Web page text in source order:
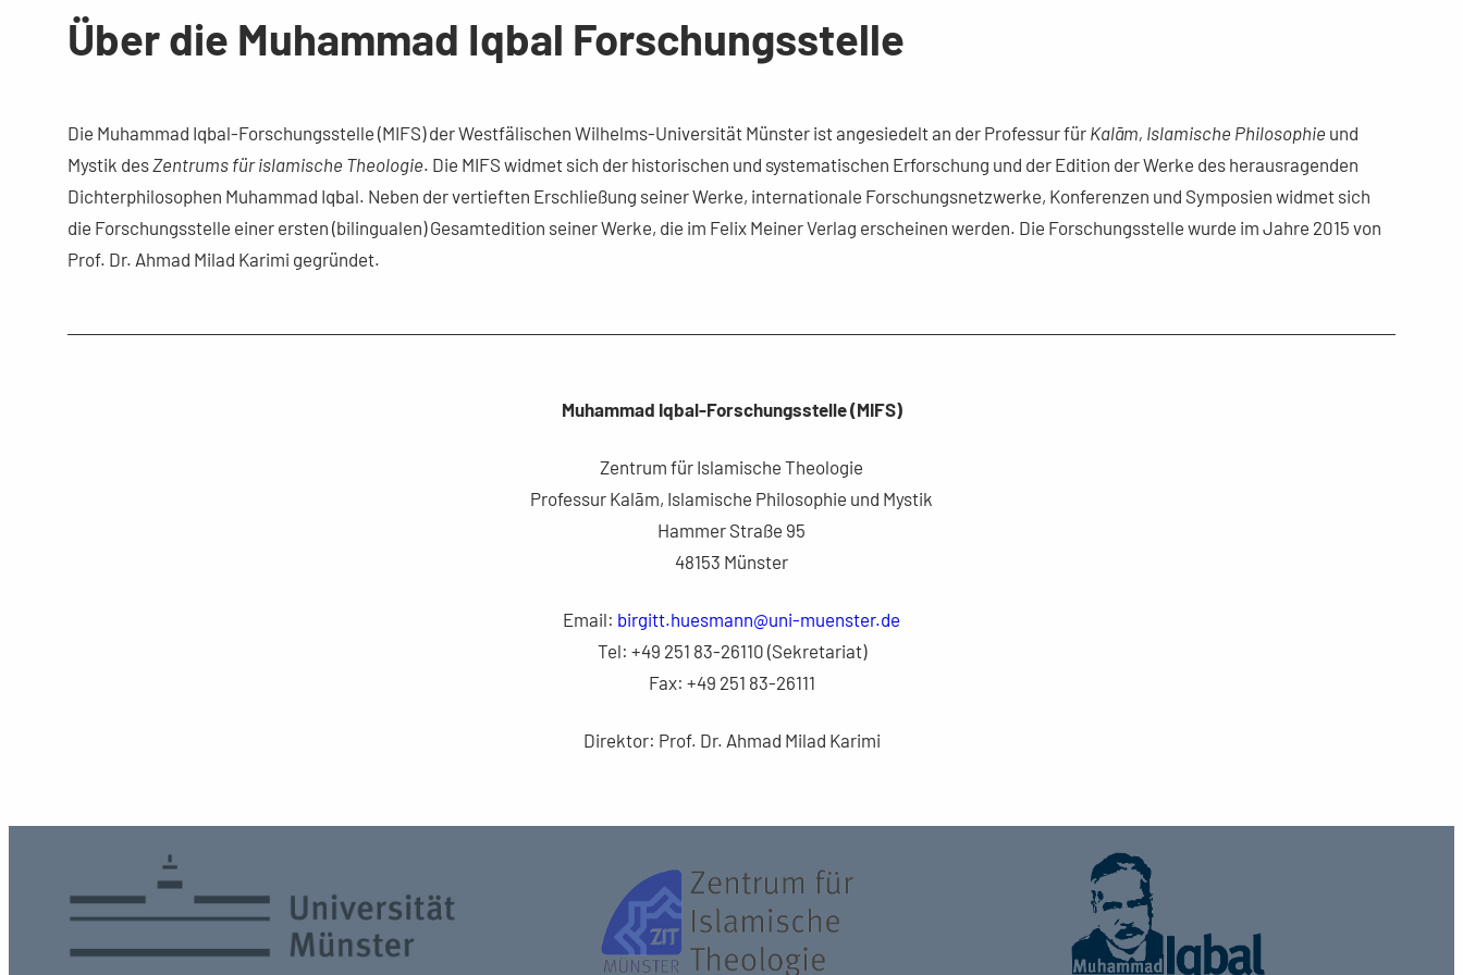
Über die Muhammad Iqbal Forschungsstelle
Die Muhammad Iqbal-Forschungsstelle (MIFS) der Westfälischen Wilhelms-Universität Münster ist angesiedelt an der Professur für Kalām, Islamische Philosophie und
Mystik des Zentrums für islamische Theologie. Die MIFS widmet sich der historischen und systematischen Erforschung und der Edition der Werke des herausragenden
Dichterphilosophen Muhammad Iqbal. Neben der vertieften Erschließung seiner Werke, internationale Forschungsnetzwerke, Konferenzen und Symposien widmet sich
die Forschungsstelle einer ersten (bilingualen) Gesamtedition seiner Werke, die im Felix Meiner Verlag erscheinen werden. Die Forschungsstelle wurde im Jahre 2015 von
Prof. Dr. Ahmad Milad Karimi gegründet.
Muhammad Iqbal-Forschungsstelle (MIFS)
Zentrum für Islamische Theologie
Professur Kalām, Islamische Philosophie und Mystik
Hammer Straße 95
48153 Münster
Email: birgitt.huesmann@uni-muenster.de
Tel: +49 251 83-26110 (Sekretariat)
Fax: +49 251 83-26111
Direktor: Prof. Dr. Ahmad Milad Karimi